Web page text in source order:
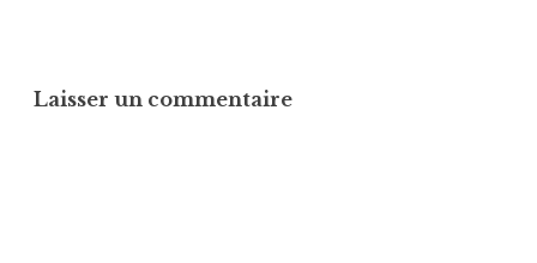
Laisser un commentaire